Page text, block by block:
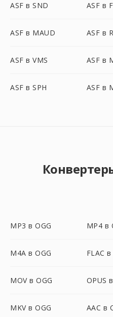
ASF в SND ASF в
ASF в MAUD ASF в
ASF в VMS ASF в
ASF в SPH ASF в
MP3 в OGG MP4 в
M4A в OGG FLAC в
MOV в OGG OPUS
MKV в OGG AAC в